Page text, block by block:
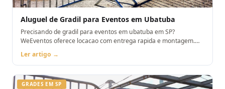
Aluguel de Gradil para Eventos em Ubatuba
Precisando de gradil para eventos em ubatuba em SP?
WeEventos oferece locacao com entrega rapida e montagem.
Orcamento pelo WhatsApp.
Ler artigo →
GRADES EM SP